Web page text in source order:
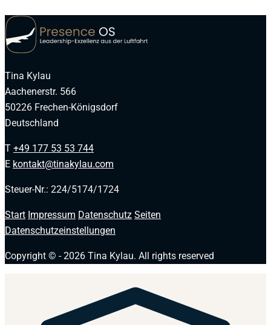
Tina Kylau
Aachenerstr. 566
50226 Frechen-Königsdorf
Deutschland
T +49 177 53 53 744
E kontakt@tinakylau.com
Steuer-Nr.: 224/5174/1724
Start Impressum Datenschutz Seiten
Datenschutzeinstellungen
Copyright © - 2026 Tina Kylau. All rights reserved